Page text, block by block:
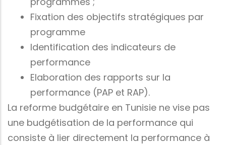
Fixation des objectifs stratégiques par
programme
Identification des indicateurs de
performance
Elaboration des rapports sur la
performance (PAP et RAP).
La reforme budgétaire en Tunisie ne vise pas
une budgétisation de la performance qui
consiste à lier directement la performance à